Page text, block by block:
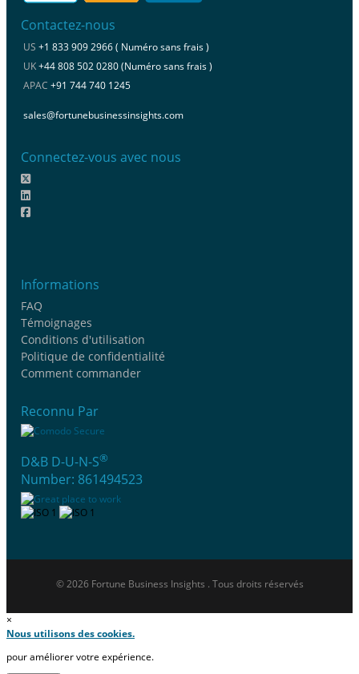
Contactez-nous
US +1 833 909 2966 ( Numéro sans frais )
UK+44 808 502 0280 (Numéro sans frais )
APAC +91 744 740 1245
sales@fortunebusinessinsights.com
Connectez-vous avec nous
Informations
FAQ
Témoignages
Conditions d'utilisation
Politique de confidentialité
Comment commander
Reconnu Par
D&B D-U-N-S®
Number: 861494523
© 2026 Fortune Business Insights . Tous droits réservés
×
Nous utilisons des cookies.
pour améliorer votre expérience.